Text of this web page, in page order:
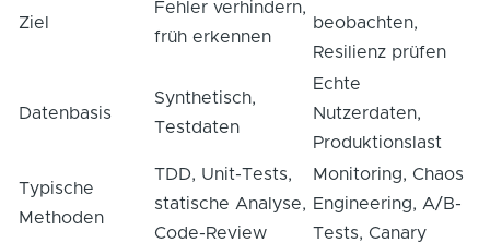
Ziel
Fehler verhindern,
früh erkennen
beobachten,
Resilienz prüfen
Datenbasis
Synthetisch,
Testdaten
Echte
Nutzerdaten,
Produktionslast
Typische
Methoden
TDD, Unit-Tests,
statische Analyse,
Code-Review
Monitoring, Chaos
Engineering, A/B-
Tests, Canary